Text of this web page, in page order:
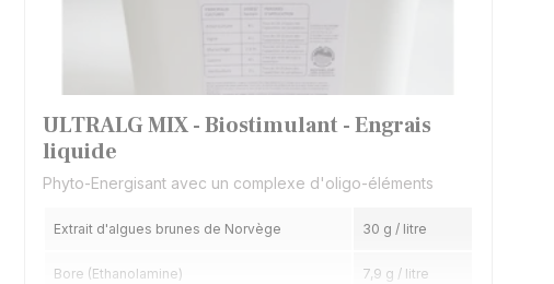
ULTRALG MIX - Biostimulant - Engrais
liquide
Phyto-Energisant avec un complexe d'oligo-éléments
Extrait d'algues brunes de Norvège 30 g / litre
Bore (Ethanolamine) 7,9 g / litre